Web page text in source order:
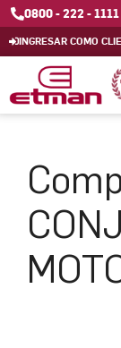
0800 - 222 - 1111
INGRESAR COMO